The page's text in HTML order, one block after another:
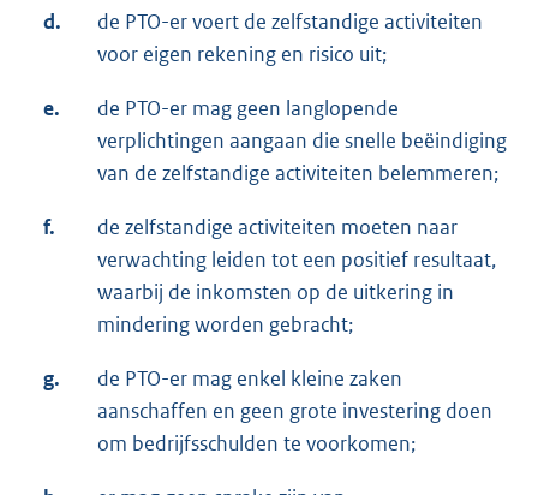
d.
de PTO-er voert de zelfstandige activiteiten
voor eigen rekening en risico uit;
e.
de PTO-er mag geen langlopende
verplichtingen aangaan die snelle beëindiging
van de zelfstandige activiteiten belemmeren;
f.
de zelfstandige activiteiten moeten naar
verwachting leiden tot een positief resultaat,
waarbij de inkomsten op de uitkering in
mindering worden gebracht;
g.
de PTO-er mag enkel kleine zaken
aanschaffen en geen grote investering doen
om bedrijfsschulden te voorkomen;